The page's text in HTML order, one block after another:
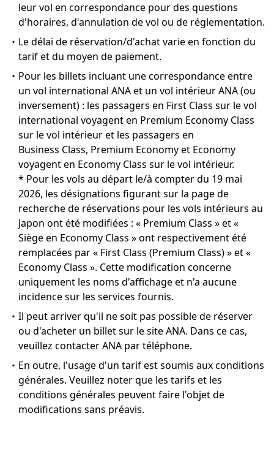
leur vol en correspondance pour des questions
d'horaires, d'annulation de vol ou de réglementation.
・Le délai de réservation/d'achat varie en fonction du
tarif et du moyen de paiement.
・Pour les billets incluant une correspondance entre
un vol international ANA et un vol intérieur ANA (ou
inversement) : les passagers en First Class sur le vol
international voyagent en Premium Economy Class
sur le vol intérieur et les passagers en
Business Class, Premium Economy et Economy
voyagent en Economy Class sur le vol intérieur.
* Pour les vols au départ le/à compter du 19 mai
2026, les désignations figurant sur la page de
recherche de réservations pour les vols intérieurs au
Japon ont été modifiées : « Premium Class » et «
Siège en Economy Class » ont respectivement été
remplacées par « First Class (Premium Class) » et «
Economy Class ». Cette modification concerne
uniquement les noms d'affichage et n'a aucune
incidence sur les services fournis.
・Il peut arriver qu'il ne soit pas possible de réserver
ou d'acheter un billet sur le site ANA. Dans ce cas,
veuillez contacter ANA par téléphone.
・En outre, l'usage d'un tarif est soumis aux conditions
générales. Veuillez noter que les tarifs et les
conditions générales peuvent faire l'objet de
modifications sans préavis.